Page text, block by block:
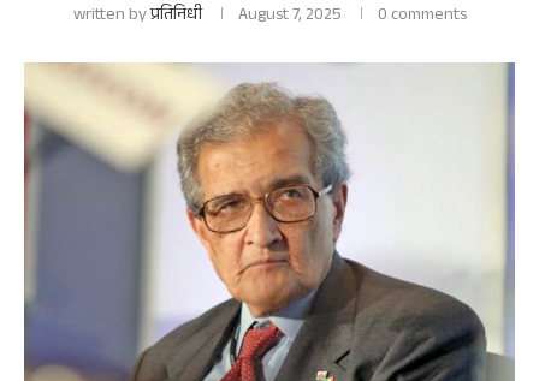
written byप्रतिनिधी August 7, 2025 0 comments